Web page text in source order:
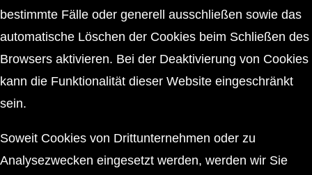
bestimmte Fälle oder generell ausschließen sowie das
automatische Löschen der Cookies beim Schließen des
Browsers aktivieren. Bei der Deaktivierung von Cookies
kann die Funktionalität dieser Website eingeschränkt
sein.
Soweit Cookies von Drittunternehmen oder zu
Analysezwecken eingesetzt werden, werden wir Sie